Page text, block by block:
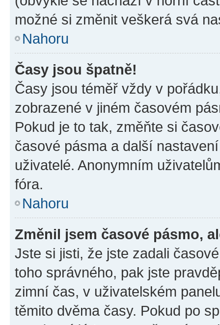
možné si změnit veškerá svá
Nahoru
Časy jsou špatně!
Časy jsou téměř vždy v
zobrazené v jiném časovém
Pokud je to tak, změňte si
časové pásma a další
uživatelé. Anonymním
fóra.
Nahoru
Změnil jsem časové pásmo,
Jste si jisti, že jste zadali
toho správného, pak jste
zimní čas, v uživatelském
těmito dvěma časy. Pokud po